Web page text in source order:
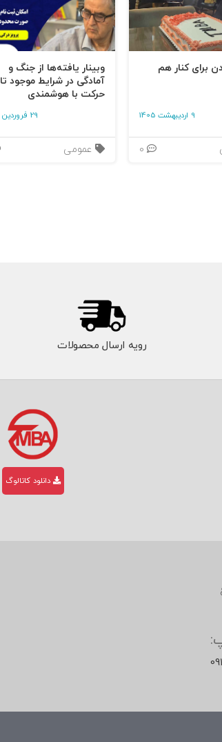
برای کنار هم
9 اردیبهشت 1405
وبینار یافته‌ها از جنگ و
آمادگی در شرایط موجود تا
حرکت با هوشمندی
29 فروردین 1405
عمومی
رویه ارسال محصولات
دانلود کاتالوگ